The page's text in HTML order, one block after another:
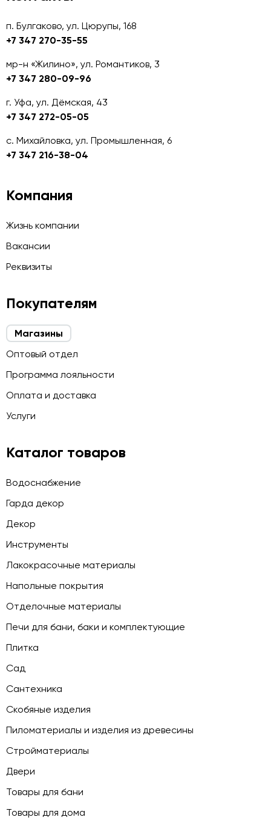
п. Булгаково, ул. Цюрупы, 168
+7 347 270-35-55
мр-н «Жилино», ул. Романтиков, 3
+7 347 280-09-96
г. Уфа, ул. Дёмская, 43
+7 347 272-05-05
с. Михайловка, ул. Промышленная, 6
+7 347 216-38-04
Компания
Жизнь компании
Вакансии
Реквизиты
Покупателям
Магазины
Оптовый отдел
Программа лояльности
Оплата и доставка
Услуги
Каталог товаров
Водоснабжение
Гарда декор
Декор
Инструменты
Лакокрасочные материалы
Напольные покрытия
Отделочные материалы
Печи для бани, баки и комплектующие
Плитка
Сад
Сантехника
Скобяные изделия
Пиломатериалы и изделия из древесины
Стройматериалы
Двери
Товары для бани
Товары для дома